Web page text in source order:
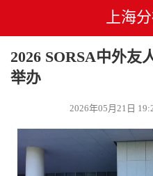
上海
2026 SORSA中外友
举办
2026年05月21日